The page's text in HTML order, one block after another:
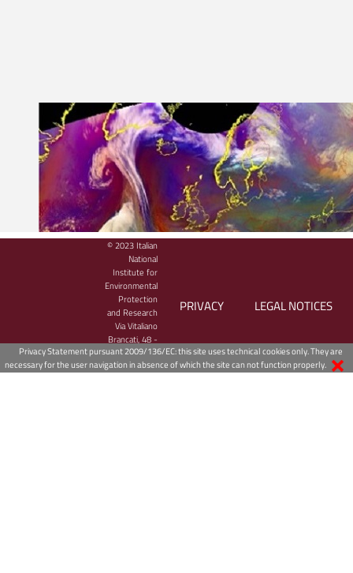
© 2023 Italian
National
Institute for
Environmental
Protection
and Research
Via Vitaliano
Brancati, 48 -
00144 Roma,
Italy
PRIVACY LEGAL NOTICES
Privacy Statement pursuant 2009/136/EC: this site uses technical cookies only. They are
necessary for the user navigation in absence of which the site can not function properly.